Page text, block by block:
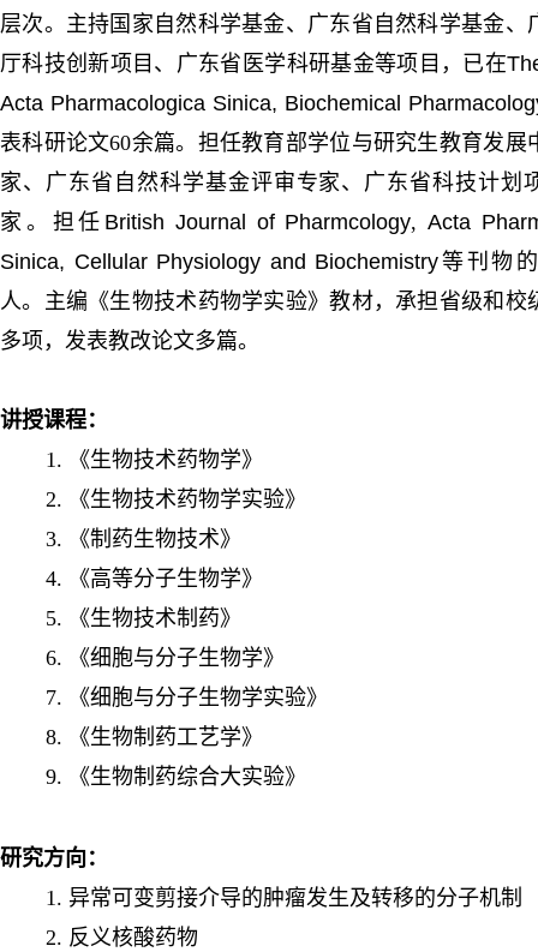
层次。主持国家自然科学基金、广东省自然科学基金、
厅科技创新项目、广东省医学科研基金等项目，已在
Acta Pharmacologica Sinica, Biochemical
表科研论文60余篇。担任教育部学位与研究生教育发展
家、广东省自然科学基金评审专家、广东省科技计划
家。担任 British Journal of Pharmcology,Acta
Sinica, Cellular Physiology and Biochemistry等刊物
人。主编《生物技术药物学实验》教材， 承担省级和校
多项，发表教改论文多篇。
讲授课程：
1. 《生物技术药物学》
2. 《生物技术药物学实验》
3. 《制药生物技术》
4. 《高等分子生物学》
5. 《生物技术制药》
6. 《细胞与分子生物学》
7. 《细胞与分子生物学实验》
8. 《生物制药工艺学》
9. 《生物制药综合大实验》
研究方向：
1. 异常可变剪接介导的肿瘤发生及转移的分子机制
2. 反义核酸药物